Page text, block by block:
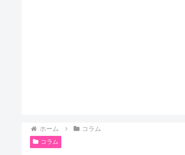
ホーム コラム
コラム